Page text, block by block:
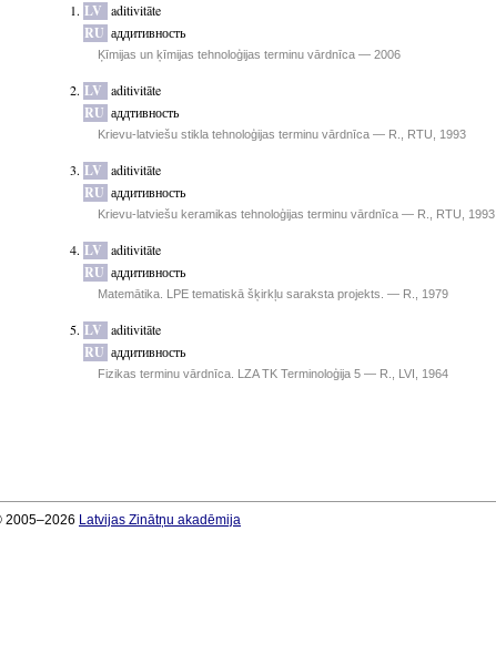
LV aditivitāte
RU аддитивность
Ķīmijas un ķīmijas tehnoloģijas terminu vārdnīca — 2006
LV aditivitāte
RU аддтивность
Krievu-latviešu stikla tehnoloģijas terminu vārdnīca — R., RTU, 1993
LV aditivitāte
RU аддитивность
Krievu-latviešu keramikas tehnoloģijas terminu vārdnīca — R., RTU, 1993
LV aditivitāte
RU аддитивность
Matemātika. LPE tematiskā šķirkļu saraksta projekts. — R., 1979
LV aditivitāte
RU аддитивность
Fizikas terminu vārdnīca. LZA TK Terminoloģija 5 — R., LVI, 1964
2005–2026 Latvijas Zinātņu akadēmija